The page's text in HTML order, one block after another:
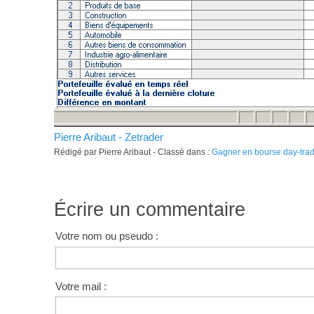
Pierre Aribaut - Zetrader
Rédigé par Pierre Aribaut - Classé dans : Gagner en bourse day-
Écrire un commentaire
Votre nom ou pseudo :
Votre mail :